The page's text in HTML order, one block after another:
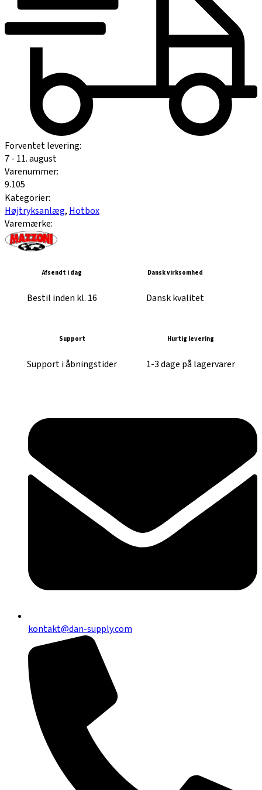
Forventet levering:
7 - 11. august
Varenummer:
9.105
Kategorier:
Højtryksanlæg, Hotbox
Varemærke:
Afsendt i dag
Bestil inden kl. 16
Dansk virksomhed
Dansk kvalitet
Support
Support i åbningstider
Hurtig levering
1-3 dage på lagervarer
kontakt@dan-supply.com